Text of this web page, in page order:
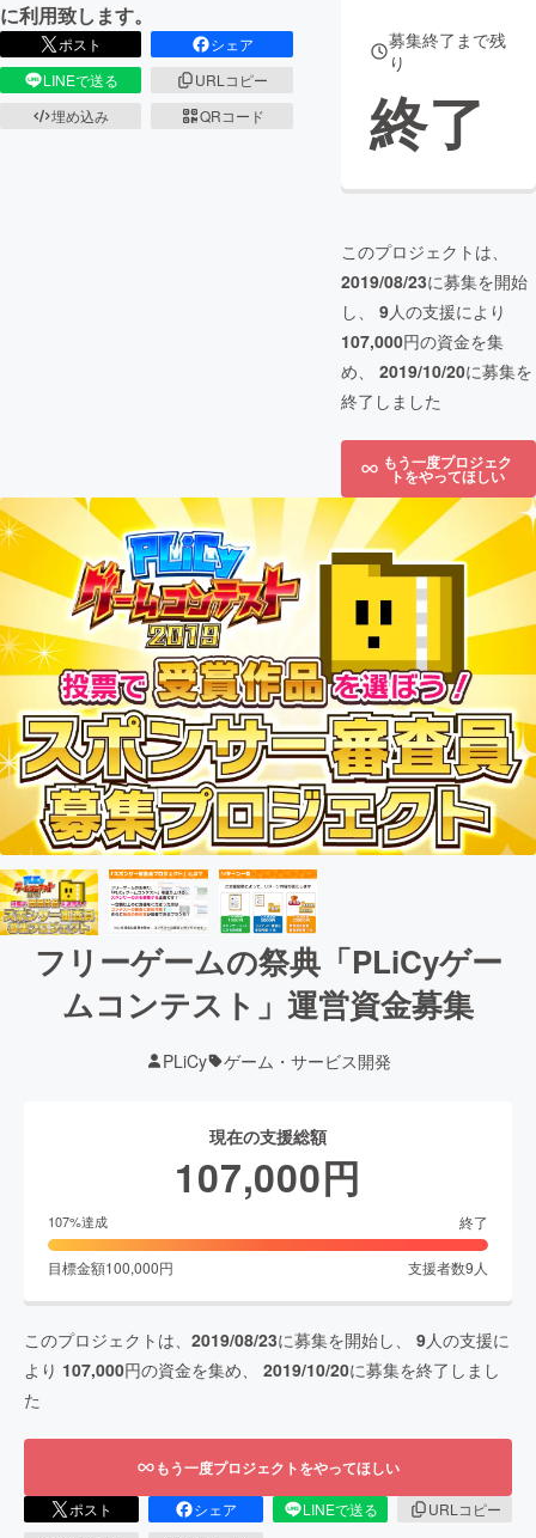
に利用致します。
ポスト
シェア
LINEで送る
URLコピー
埋め込み
QRコード
募集終了まで残
り
終了
このプロジェクトは、
2019/08/23に募集を開始
し、 9人の支援により
107,000円の資金を集
め、 2019/10/20に募集を
終了しました
もう一度プロジェク
トをやってほしい
フリーゲームの祭典「PLiCyゲー
ムコンテスト」運営資金募集
PLiCy ゲーム・サービス開発
現在の支援総額
107,000円
107%達成 終了
目標金額100,000円 支援者数9 人
このプロジェクトは、 2019/08/23に募集を開始し、 9人の支援に
より 107,000円の資金を集め、 2019/10/20に募集を終了しまし
た
もう一度プロジェクトをやってほしい
ポスト シェア LINEで送る
URLコピー